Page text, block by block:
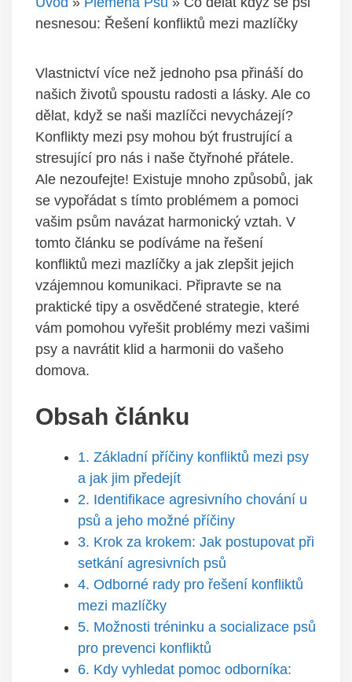
nesnesou: Řešení konfliktů mezi mazlíčky
⁢Vlastnictví více než ‍jednoho psa přináší do
našich životů spoustu radosti a‍ lásky. Ale co⁤
dělat, ⁢když se naši‍ mazlíčci nevycházejí?
Konflikty mezi ⁣psy mohou být​ frustrující a
stresující pro nás i naše čtyřnohé přátele.
Ale nezoufejte! Existuje mnoho⁢ způsobů, jak
se vypořádat s tímto​ problémem a pomoci
vašim psům navázat harmonický vztah.⁤ V
tomto‌ článku se podíváme na ‍řešení​
konfliktů mezi mazlíčky a jak zlepšit jejich
vzájemnou komunikaci. Připravte se na
praktické tipy ‌a ⁣osvědčené ⁣strategie, které
vám pomohou vyřešit problémy mezi vašimi
‌psy a⁣ navrátit klid a harmonii do vašeho
domova.
Obsah článku
1. Základní⁤ příčiny konfliktů mezi psy
a jak jim předejít
2. Identifikace agresivního chování ​u
psů a jeho možné příčiny
3. Krok za krokem: Jak postupovat při
setkání agresivních psů
4. ​Odborné rady pro‌ řešení konfliktů
mezi mazlíčky
5. Možnosti tréninku a socializace psů
pro prevenci⁣ konfliktů
6. Kdy vyhledat pomoc odborníka: